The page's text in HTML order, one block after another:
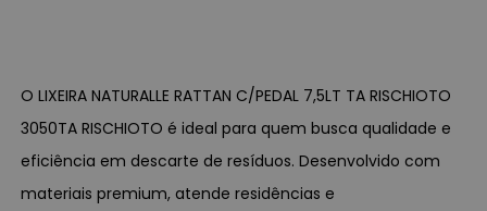
O LIXEIRA NATURALLE RATTAN C/PEDAL 7,5LT TA RISCHIOTO
3050TA RISCHIOTO é ideal para quem busca qualidade e
eficiência em descarte de resíduos. Desenvolvido com
materiais premium, atende residências e